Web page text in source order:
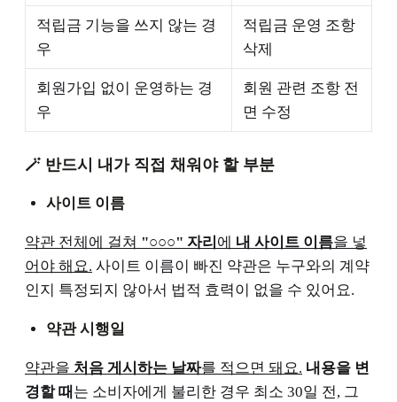
적립금 기능을 쓰지 않는 경
우
적립금 운영 조항
삭제
회원가입 없이 운영하는 경
우
회원 관련 조항 전
면 수정
🪄 반드시 내가 직접 채워야 할 부분
사이트 이름
약관 전체에 걸쳐 "○○○" 자리 에 내 사이트 이름을 넣
어야 해요. 사이트 이름이 빠진 약관은 누구와의 계약
인지 특정되지 않아서 법적 효력이 없을 수 있어요.
약관 시행일
약관을 처음 게시하는 날짜를 적으면 돼요. 내용을 변
경할 때 는 소비자에게 불리한 경우 최소 30일 전, 그